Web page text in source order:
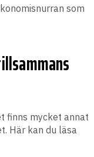
som
finns mycket annat
Här kan du läsa